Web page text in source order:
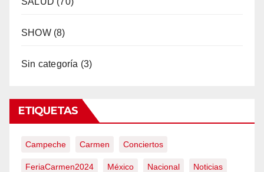
SHOW(8)
Sin categoría (3)
ETIQUETAS
Campeche Carmen Conciertos
FeriaCarmen2024 México Nacional Noticias